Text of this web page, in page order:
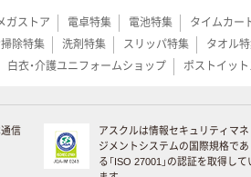
ガストア 電卓特集 電池特集 タイムカー
除特集 洗剤特集 スリッパ特集 タオル
白衣・介護ユニフォームショップ ポストイッ
信
アスクルは情報セキュリティマネ
ジメントシステムの国際規格であ
る「ISO 27001」の認証を取得して